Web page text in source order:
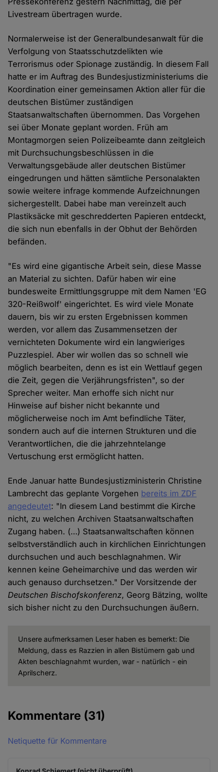
Livestream übertragen wurde.
Normalerweise ist der Generalbundesanwalt für die
Verfolgung von Staatsschutzdelikten wie
Terrorismus oder Spionage zuständig. In diesem Fall
hatte er im Auftrag des Bundesjustizministeriums die
Koordination einer gemeinsamen Aktion aller für die
deutschen Bistümer zuständigen
Staatsanwaltschaften übernommen. Das Vorgehen
sei über Monate geplant worden. Früh am
Montagmorgen seien Polizeibeamte dann zeitgleich
mit Durchsuchungsbeschlüssen in die
Verwaltungsgebäude aller deutschen Bistümer
eingedrungen und hätten sämtliche Personalakten
sowie weitere infrage kommende Aufzeichnungen
sichergestellt. Dabei habe man vereinzelt auch
Plastiksäcke mit geschredderten Papieren entdeckt,
die sich nun ebenfalls in der Obhut der Behörden
befänden.
"Es wird eine gigantische Arbeit sein, diese Masse
an Material zu sichten. Dafür haben wir eine
bundesweite Ermittlungsgruppe mit dem Namen 'EG
320-Reißwolf' eingerichtet. Es wird viele Monate
dauern, bis wir zu ersten Ergebnissen kommen
werden, vor allem das Zusammensetzen der
vernichteten Dokumente wird ein langwieriges
Puzzlespiel. Aber wir wollen das so schnell wie
möglich bearbeiten, denn es ist ein Wettlauf gegen
die Zeit, gegen die Verjährungsfristen", so der
Sprecher weiter. Man erhoffe sich nicht nur
Hinweise auf bisher nicht bekannte und
möglicherweise noch im Amt befindliche Täter,
sondern auch auf die internen Strukturen und die
Verantwortlichen, die die jahrzehntelange
Vertuschung erst ermöglicht hatten.
Ende Januar hatte Bundesjustizministerin Christine
Lambrecht das geplante Vorgehen bereits im ZDF
angedeutet: "In diesem Land bestimmt die Kirche
nicht, zu welchen Archiven Staatsanwaltschaften
Zugang haben. (…) Staatsanwaltschaften können
selbstverständlich auch in kirchlichen Einrichtungen
durchsuchen und auch beschlagnahmen. Wir
kennen keine Geheimarchive und das werden wir
auch genauso durchsetzen." Der Vorsitzende der
Deutschen Bischofskonferenz, Georg Bätzing, wollte
sich bisher nicht zu den Durchsuchungen äußern.
Unsere aufmerksamen Leser haben es bemerkt: Die
Meldung, dass es Razzien in allen Bistümern gab und
Akten beschlagnahmt wurden, war - natürlich - ein
Aprilscherz.
Kommentare (31)
Netiquette für Kommentare